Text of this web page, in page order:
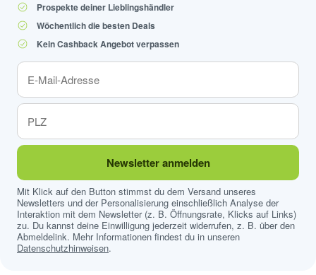
Prospekte deiner Lieblingshändler
Wöchentlich die besten Deals
Kein Cashback Angebot verpassen
Newsletter anmelden
Mit Klick auf den Button stimmst du dem Versand unseres
Newsletters und der Personalisierung einschließlich Analyse der
Interaktion mit dem Newsletter (z. B. Öffnungsrate, Klicks auf Links)
zu. Du kannst deine Einwilligung jederzeit widerrufen, z. B. über den
Abmeldelink. Mehr Informationen findest du in unseren
Datenschutzhinweisen.